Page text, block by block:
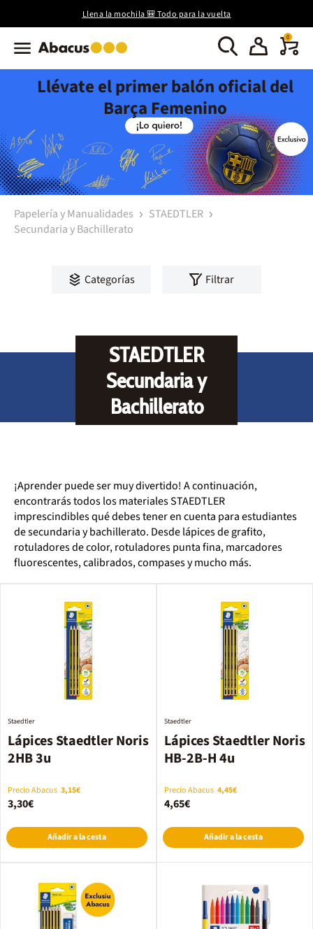
Llena la mochila 🎒 Todo para la vuelta
0
Llévate el primer balón oficial del
Barça Femenino
Papelería y Manualidades
STAEDTLER
Secundaria y Bachillerato
Categorías Filtrar
STAEDTLER
Secundaria y
Bachillerato
¡Aprender puede ser muy divertido! A continuación,
encontrarás todos los materiales STAEDTLER
imprescindibles qué debes tener en cuenta para estudiantes
de secundaria y bachillerato. Desde lápices de grafito,
rotuladores de color, rotuladores punta fina, marcadores
fluorescentes, calibrados, compases y mucho más.
Lápices Staedtler Noris
2HB 3u
Staedtler
Precio Abacus 3,15€
3,30€
Añadir a la cesta
Lápices Staedtler Noris
HB-2B-H 4u
Staedtler
Precio Abacus 4,45€
4,65€
Añadir a la cesta